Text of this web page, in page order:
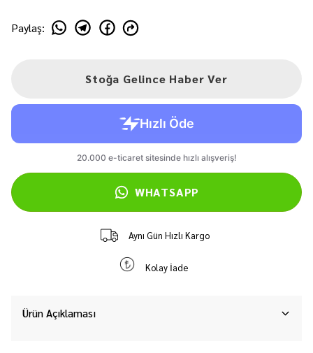
Paylaş:
Stoğa Gelince Haber Ver
WHATSAPP
Aynı Gün Hızlı Kargo
Kolay İade
Ürün Açıklaması